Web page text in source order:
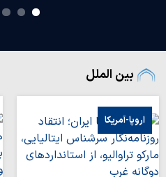
بین الملل
اروپا-آمریکا